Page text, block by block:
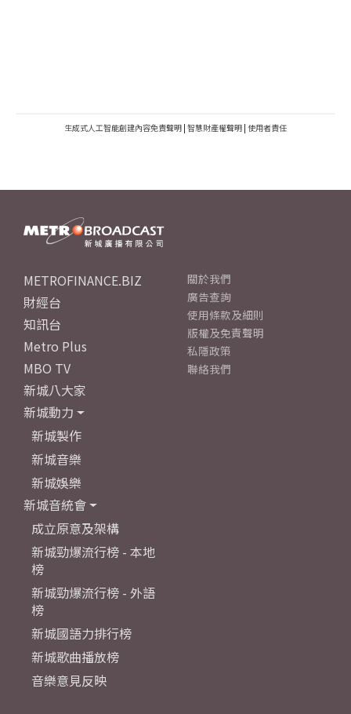
生成式人工智能創建內容免責聲明 | 智慧財產權聲明 | 使用者責任
METROFINANCE.BIZ
財經台
知訊台
Metro Plus
MBO TV
新城八大家
新城動力
新城製作
新城音樂
新城娛樂
新城音統會
成立原意及架構
新城勁爆流行榜 - 本地
榜
新城勁爆流行榜 - 外語
榜
新城國語力排行榜
新城歌曲播放榜
音樂意見反映
關於我們
廣告查詢
使用條款及細則
版權及免責聲明
私隱政策
聯絡我們